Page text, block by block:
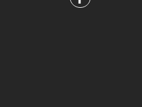
Facebook